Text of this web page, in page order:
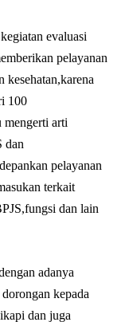
evaluasi
pelayanan
kesehatan,karena
100
mengerti arti
dan
pelayanan
terkait
dan lain
adanya
kepada
dan juga